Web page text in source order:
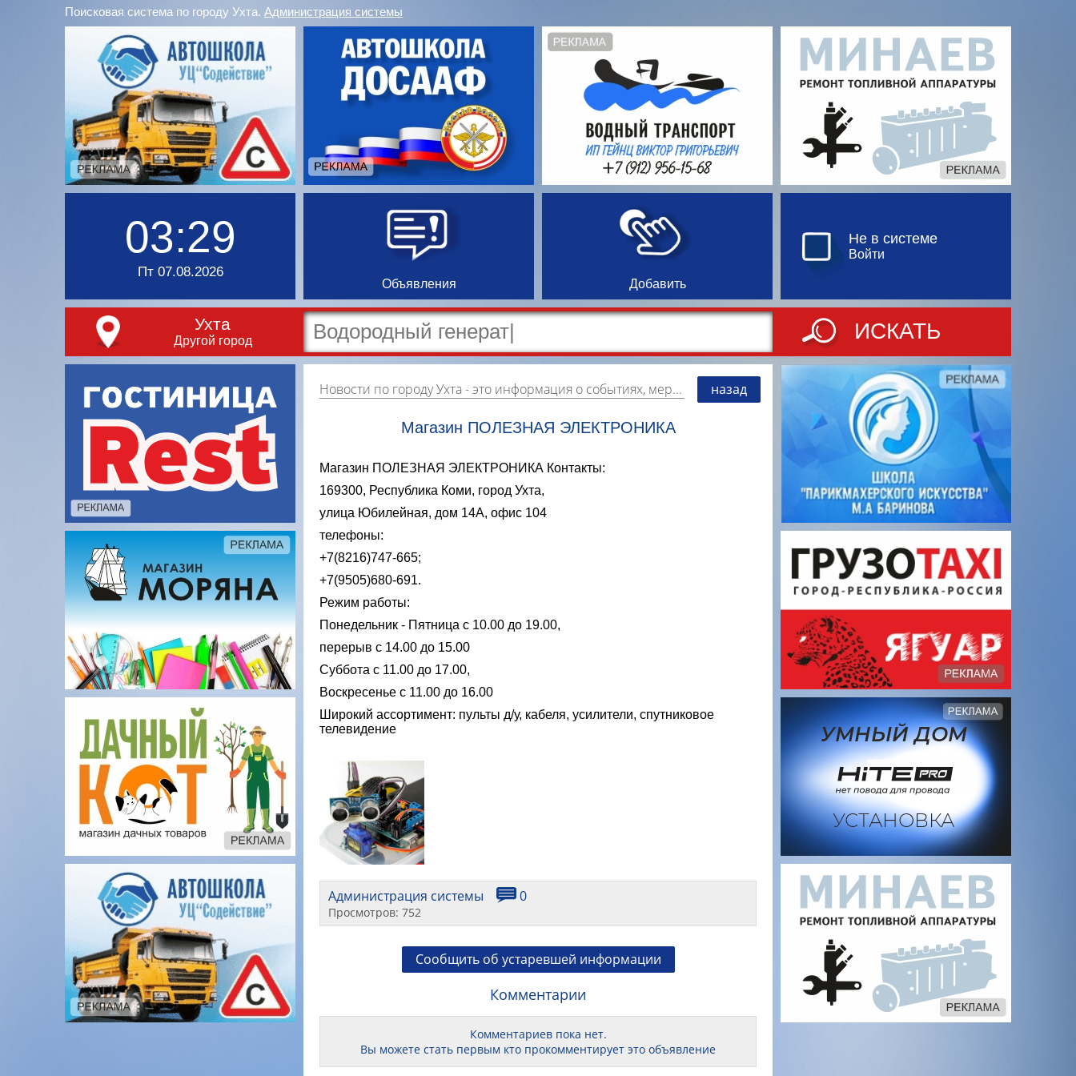
Поисковая система по городу Ухта. Администрация системы
03:29
Пт 07.08.2026
Объявления Добавить
Не в системе
Войти
Ухта
Другой город ИСКАТЬ
Новости по городу Ухта- это информация о событиях, мероприятиях и торгово-коммерческой деятельности города. Страницу наполняют платные и бесплатные объявления, имеющие функцию "поднятия вверх списка". назад
Магазин ПОЛЕЗНАЯ ЭЛЕКТРОНИКА
Магазин ПОЛЕЗНАЯ ЭЛЕКТРОНИКА Контакты:
169300, Республика Коми, город Ухта,
улица Юбилейная, дом 14А, офис 104
телефоны:
+7(8216)747-665;
+7(9505)680-691.
Режим работы:
Понедельник - Пятница с 10.00 до 19.00,
перерыв с 14.00 до 15.00
Суббота с 11.00 до 17.00,
Воскресенье с 11.00 до 16.00
Широкий ассортимент: пульты д/у, кабеля, усилители, спутниковое
телевидение
Администрация системы 0
Просмотров: 752
Сообщить об устаревшей информации
Комментарии
Комментариев пока нет.
Вы можете стать первым кто прокомментирует это объявление